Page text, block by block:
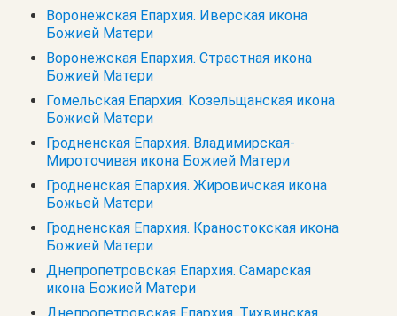
Воронежская Епархия. Иверская икона
Божией Матери
Воронежская Епархия. Страстная икона
Божией Матери
Гомельская Епархия. Козельщанская икона
Божией Матери
Гродненская Епархия. Владимирская-
Мироточивая икона Божией Матери
Гродненская Епархия. Жировичская икона
Божьей Матери
Гродненская Епархия. Краностокская икона
Божией Матери
Днепропетровская Епархия. Самарская
икона Божией Матери